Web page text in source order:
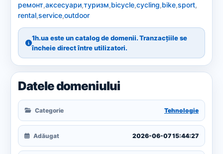
ремонт,аксесуари,туризм,bicycle,cycling,bike,sport,
rental,service,outdoor
1h.ua este un catalog de domenii. Tranzacțiile se
încheie direct între utilizatori.
Datele domeniului
Categorie Tehnologie
Adăugat 2026-06-07 15:44:27